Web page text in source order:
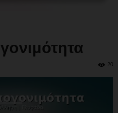
20